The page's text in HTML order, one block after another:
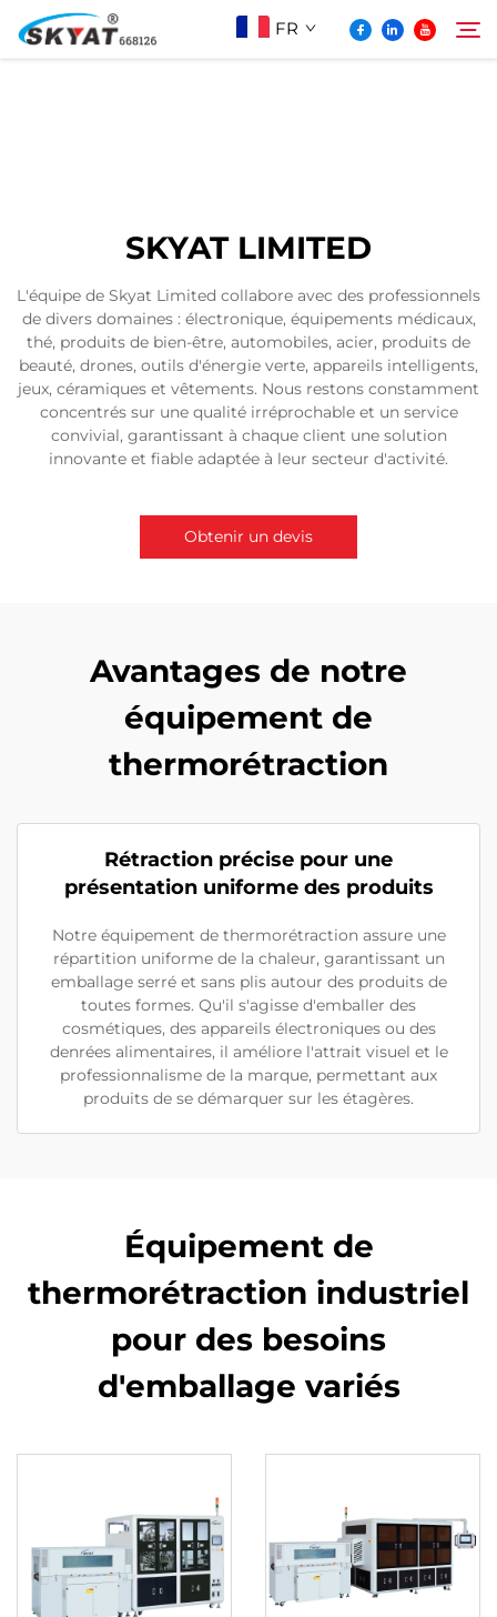
FR
Vidéo Et Application
Projets
SKYAT LIMITED
L'équipe de Skyat Limited collabore avec des professionnels
de divers domaines : électronique, équipements médicaux,
thé, produits de bien-être, automobiles, acier, produits de
beauté, drones, outils d'énergie verte, appareils intelligents,
jeux, céramiques et vêtements. Nous restons constamment
concentrés sur une qualité irréprochable et un service
convivial, garantissant à chaque client une solution
innovante et fiable adaptée à leur secteur d'activité.
Obtenir un devis
Avantages de notre
équipement de
thermorétraction
Rétraction précise pour une
présentation uniforme des produits
Notre équipement de thermorétraction assure une
répartition uniforme de la chaleur, garantissant un
emballage serré et sans plis autour des produits de
toutes formes. Qu'il s'agisse d'emballer des
cosmétiques, des appareils électroniques ou des
denrées alimentaires, il améliore l'attrait visuel et le
professionnalisme de la marque, permettant aux
produits de se démarquer sur les étagères.
Équipement de
thermorétraction industriel
pour des besoins
d'emballage variés